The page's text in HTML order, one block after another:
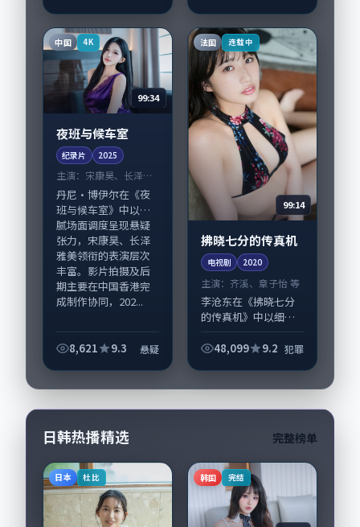
都市中的抉择与救...
合，宋康昊、王凯与
配角群戏并重。影片
202...
中国 4K
99:34
夜班与候车室
纪录片 2025
主演： 宋康昊、长泽雅
美 等
丹尼·博伊尔在《夜
班与候车室》中以细
腻场面调度呈现悬疑
张力，宋康昊、长泽
雅美领衔的表演层次
丰富。影片拍摄及后
期主要在中国香港完
成制作协同，202...
8,621 9.3 悬疑
法国 连载中
99:14
拂晓七分的传真机
电视剧 2020
主演： 齐溪、章子怡 等
李沧东在《拂晓七分
的传真机》中以细腻
力，齐溪、章子怡领
在法国完成制作协
同，2020-10-...
48,099 9.2 犯罪
日韩热播精选 完整榜单
日本 杜比 韩国 完结